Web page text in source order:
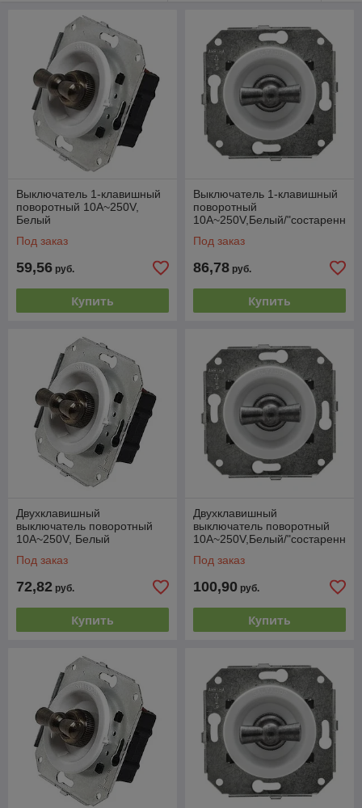
Выключатель 1-клавишный
поворотный 10А~250V,
Белый
Под заказ
59,56 руб.
Купить
Выключатель 1-клавишный
поворотный
10А~250V,Белый/"состаренн
Под заказ
86,78 руб.
Купить
Двухклавишный
выключатель поворотный
10А~250V, Белый
Под заказ
72,82 руб.
Купить
Двухклавишный
выключатель поворотный
10А~250V,Белый/"состаренн
Под заказ
100,90 руб.
Купить